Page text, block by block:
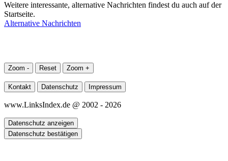
Weitere interessante, alternative Nachrichten findest du auch auf der
Startseite.
Alternative Nachrichten
Zoom - Reset Zoom +
Kontakt Datenschutz Impressum
www.LinksIndex.de @ 2002 - 2026
Datenschutz anzeigen
Datenschutz bestätigen